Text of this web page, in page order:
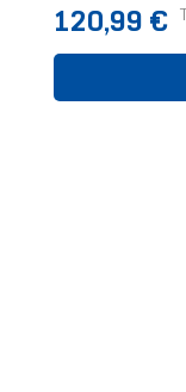
Prix
120,99 €